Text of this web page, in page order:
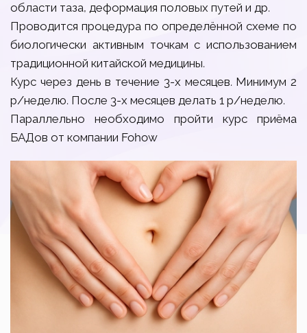
области таза, деформация половых путей и др.
Проводится процедура по определённой схеме по
биологически активным точкам с использованием
традиционной китайской медицины.
Курс через день в течение 3-х месяцев. Минимум 2
р/неделю. После 3-х месяцев делать 1 р/неделю.
Параллельно необходимо пройти курс приёма
БАДов от компании Fohow